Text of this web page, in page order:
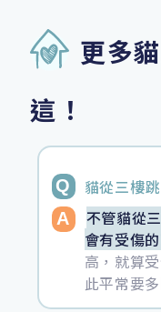
更多
這！
貓從三樓
不管貓從
會有受傷
高，就算
此平常要